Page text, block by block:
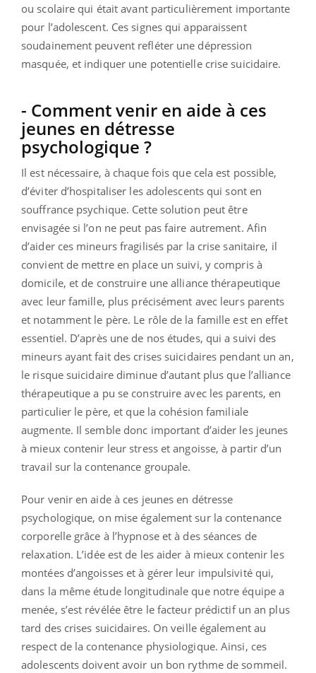
ou scolaire qui était avant particulièrement importante
pour l’adolescent. Ces signes qui apparaissent
soudainement peuvent refléter une dépression
masquée, et indiquer une potentielle crise suicidaire.
- Comment venir en aide à ces
jeunes en détresse
psychologique ?
Il est nécessaire, à chaque fois que cela est possible,
d’éviter d’hospitaliser les adolescents qui sont en
souffrance psychique. Cette solution peut être
envisagée si l’on ne peut pas faire autrement. Afin
d’aider ces mineurs fragilisés par la crise sanitaire, il
convient de mettre en place un suivi, y compris à
domicile, et de construire une alliance thérapeutique
avec leur famille, plus précisément avec leurs parents
et notamment le père. Le rôle de la famille est en effet
essentiel. D’après une de nos études, qui a suivi des
mineurs ayant fait des crises suicidaires pendant un an,
le risque suicidaire diminue d’autant plus que l’alliance
thérapeutique a pu se construire avec les parents, en
particulier le père, et que la cohésion familiale
augmente. Il semble donc important d’aider les jeunes
à mieux contenir leur stress et angoisse, à partir d’un
travail sur la contenance groupale.
Pour venir en aide à ces jeunes en détresse
psychologique, on mise également sur la contenance
corporelle grâce à l’hypnose et à des séances de
relaxation. L’idée est de les aider à mieux contenir les
montées d’angoisses et à gérer leur impulsivité qui,
dans la même étude longitudinale que notre équipe a
menée, s’est révélée être le facteur prédictif un an plus
tard des crises suicidaires. On veille également au
respect de la contenance physiologique. Ainsi, ces
adolescents doivent avoir un bon rythme de sommeil.